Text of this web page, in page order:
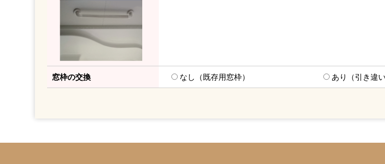
窓枠の交換 なし（既存用窓枠） あり（引き違い